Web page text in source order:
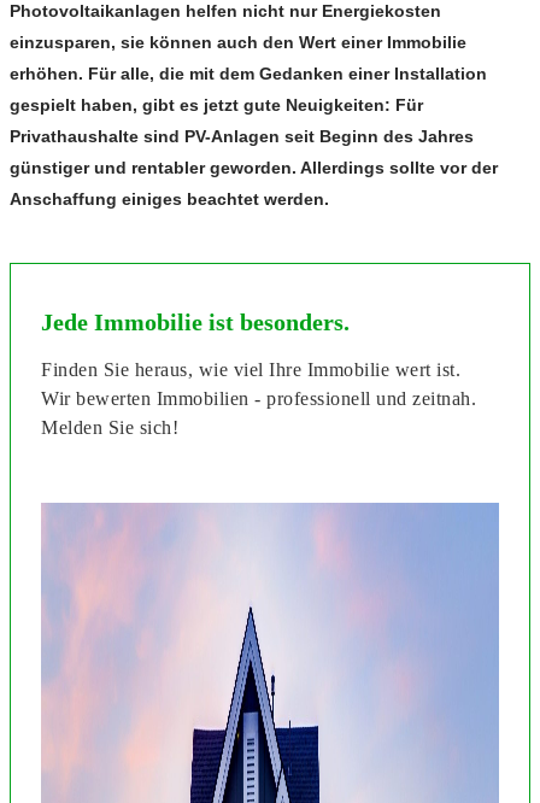
Photovoltaikanlagen helfen nicht nur Energiekosten
einzusparen, sie können auch den Wert einer Immobilie
erhöhen. Für alle, die mit dem Gedanken einer Installation
gespielt haben, gibt es jetzt gute Neuigkeiten: Für
Privathaushalte sind PV-Anlagen seit Beginn des Jahres
günstiger und rentabler geworden. Allerdings sollte vor der
Anschaffung einiges beachtet werden.
Jede Immobilie ist besonders.
Finden Sie heraus, wie viel Ihre Immobilie wert ist.
Wir bewerten Immobilien - professionell und zeitnah.
Melden Sie sich!